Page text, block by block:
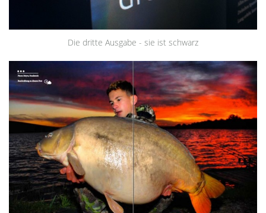
Die dritte Ausgabe - sie ist schwarz